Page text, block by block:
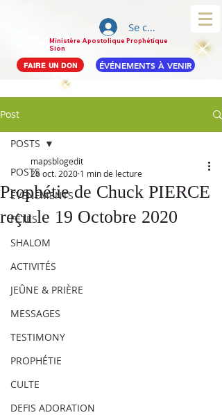
Ministère Apostolique Prophétique
Sion
Se connecter
FAIRE UN DON ÉVÉNEMENTS À VENIR
Post
POSTS
ÉVÉNEMENTS
FÊTES
SHALOM
ACTIVITÉS
JEÛNE & PRIÈRE
MESSAGES
TESTIMONY
PROPHÉTIE
CULTE
DEFIS ADORATION
POSTS
Prophétie de Chuck PIERCE
reçu le 19 Octobre 2020
mapsblogedit
26 oct. 2020 1 min de lecture